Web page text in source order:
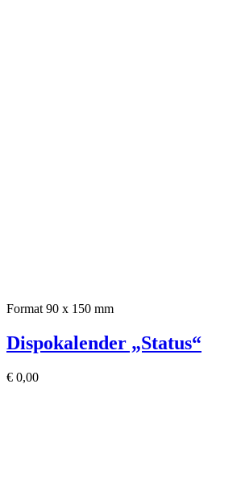
Format 90 x 150 mm
Dispokalender „Status“
€ 0,00